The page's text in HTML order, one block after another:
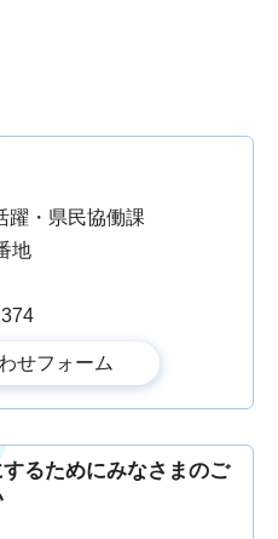
躍・県民協働課
地
るためにみなさまのご